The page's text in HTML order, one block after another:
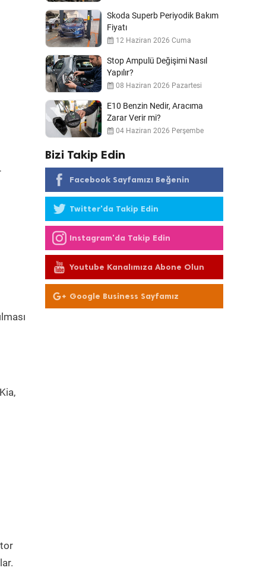
Skoda Superb Periyodik Bakım
Fiyatı
12 Haziran 2026 Cuma
Stop Ampulü Değişimi Nasıl
Yapılır?
08 Haziran 2026 Pazartesi
E10 Benzin Nedir, Aracıma
Zarar Verir mi?
04 Haziran 2026 Perşembe
Bizi Takip Edin
Facebook Sayfamızı Beğenin
Twitter'da Takip Edin
Instagram'da Takip Edin
Youtube Kanalımıza Abone Olun
Google Business Sayfamız